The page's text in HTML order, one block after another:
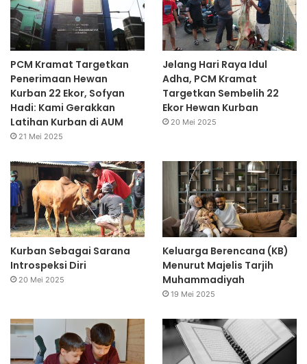
PCM Kramat Targetkan
Penerimaan Hewan
Kurban 22 Ekor, Sofyan
Hadi: Kami Gerakkan
Latihan Kurban di AUM
21 Mei 2025
Jelang Hari Raya Idul
Adha, PCM Kramat
Targetkan Sembelih 22
Ekor Hewan Kurban
20 Mei 2025
Kurban Sebagai Sarana
Introspeksi Diri
20 Mei 2025
Keluarga Berencana (KB)
Menurut Majelis Tarjih
Muhammadiyah
19 Mei 2025